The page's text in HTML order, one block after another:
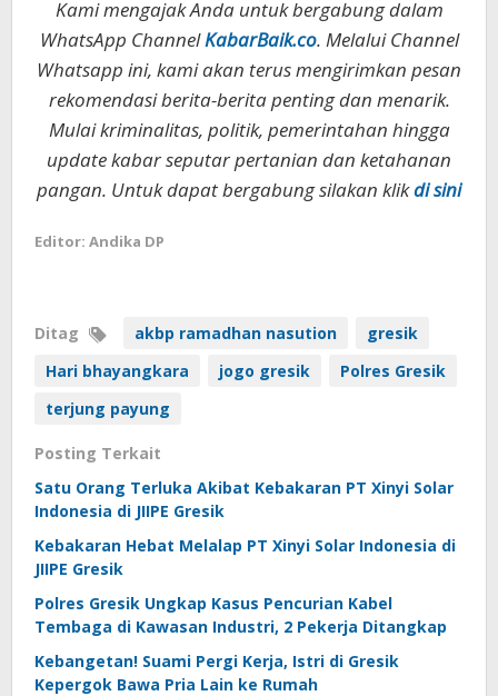
Kami mengajak Anda untuk bergabung dalam
WhatsApp ChannelKabarBaik.co. Melalui Channel
Whatsapp ini, kami akan terus mengirimkan pesan
rekomendasi berita-berita penting dan menarik.
Mulai kriminalitas, politik, pemerintahan hingga
update kabar seputar pertanian dan ketahanan
pangan. Untuk dapat bergabung silakan klikdi sini
Editor: Andika DP
Ditag akbp ramadhan nasution
gresik
Hari bhayangkara
jogo gresik
Polres Gresik
terjung payung
Posting Terkait
Satu Orang Terluka Akibat Kebakaran PT Xinyi Solar
Indonesia di JIIPE Gresik
Kebakaran Hebat Melalap PT Xinyi Solar Indonesia di
JIIPE Gresik
Polres Gresik Ungkap Kasus Pencurian Kabel
Tembaga di Kawasan Industri, 2 Pekerja Ditangkap
Kebangetan! Suami Pergi Kerja, Istri di Gresik
Kepergok Bawa Pria Lain ke Rumah